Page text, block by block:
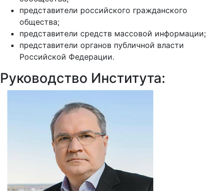
представители российского гражданского
общества;
представители средств массовой информации;
представители органов публичной власти
Российской Федерации.
Руководство Института: